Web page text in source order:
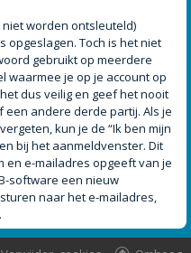
worden ontsleuteld)
opgeslagen. Toch is het niet
gebruikt op meerdere
waarmee je op je account op
dus veilig en geef het nooit
een andere derde partij. Als je
kun je de “Ik ben mijn
bij het aanmeldvenster. Dit
en e-mailadres opgeeft van je
software een nieuw
naar het e-mailadres,